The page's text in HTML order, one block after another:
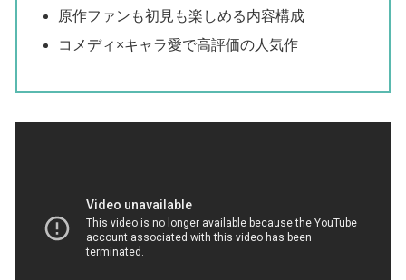
原作ファンも初見も楽しめる内容構成
コメディ×キャラ愛で高評価の人気作